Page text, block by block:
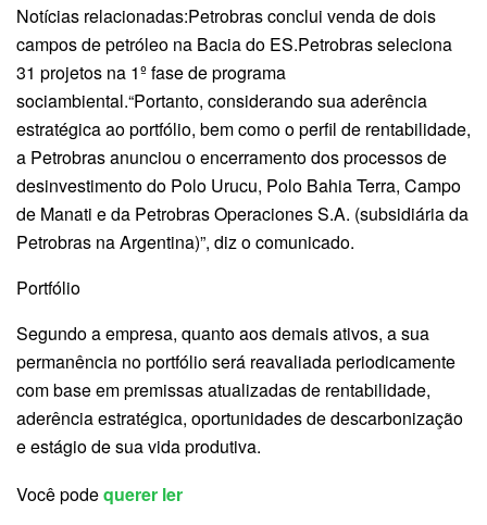
Notícias relacionadas:Petrobras conclui venda de dois
campos de petróleo na Bacia do ES.Petrobras seleciona
31 projetos na 1º fase de programa
sociambiental.“Portanto, considerando sua aderência
estratégica ao portfólio, bem como o perfil de rentabilidade,
a Petrobras anunciou o encerramento dos processos de
desinvestimento do Polo Urucu, Polo Bahia Terra, Campo
de Manati e da Petrobras Operaciones S.A. (subsidiária da
Petrobras na Argentina)”, diz o comunicado.
Portfólio
Segundo a empresa, quanto aos demais ativos, a sua
permanência no portfólio será reavaliada periodicamente
com base em premissas atualizadas de rentabilidade,
aderência estratégica, oportunidades de descarbonização
e estágio de sua vida produtiva.
Você podequerer ler